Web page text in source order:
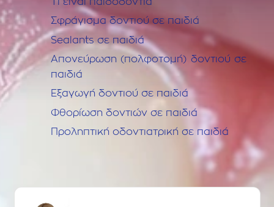
Σφράγισμα δοντιού σε παιδιά
Sealants σε παιδιά
Απονεύρωση (πολφοτομή) δοντιού σε
παιδιά
Εξαγωγή δοντιού σε παιδιά
Φθορίωση δοντιών σε παιδιά
Προληπτική οδοντιατρική σε παιδιά